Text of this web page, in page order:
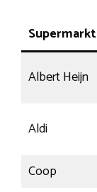
Supermarkt
Albert Heijn
Aldi
Coop